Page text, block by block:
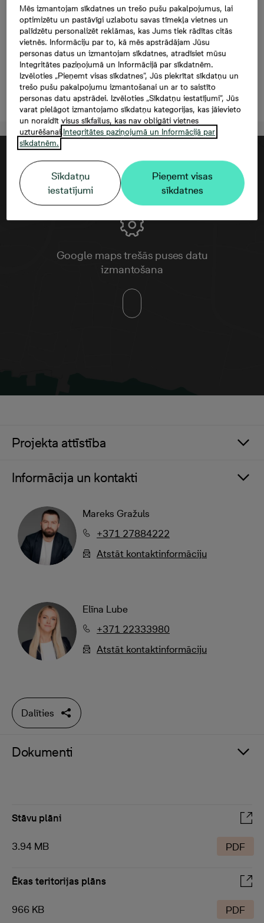
Prūšu 1I-66, 162 000
€, 3 -istabu dzīvoklis,
Platība 68,3 m²
Atstāt kontaktinformāciju
Google maps trešās puses datu
izmantošana
Projekta attīstība
Informācija un kontakti
Mareks Gražuls
+371 27884222
Atstāt kontaktinformāciju
Elīna Lube
+371 22333980
Atstāt kontaktinformāciju
Dalīties
Dokumenti
Stāvu plāni
3.94 MB PDF
Ēkas teritorijas plāns
966 KB PDF
Mēs izmantojam sīkdatnes un trešo pušu pakalpojumus, lai
optimizētu un pastāvīgi uzlabotu savas tīmekļa vietnes un
palīdzētu personalizēt reklāmas, kas Jums tiek rādītas citās
vietnēs. Informāciju par to, kā mēs apstrādājam Jūsu
personas datus un izmantojam sīkdatnes, atradīsiet mūsu
Integritātes paziņojumā un Informācijā par sīkdatnēm.
Izvēloties „Pieņemt visas sīkdatnes”, Jūs piekrītat sīkdatņu un
trešo pušu pakalpojumu izmantošanai un ar to saistīto
personas datu apstrādei. Izvēloties „Sīkdatņu iestatījumi”, Jūs
varat pielāgot izmantojamo sīkdatņu kategorijas, kas jāievieto
un noraidīt visus sīkfailus, kas nav obligāti vietnes
uzturēšanai.Integritātes paziņojumā un Informācijā par
sīkdatnēm.
Sīkdatņu
iestatījumi
Pieņemt visas
sīkdatnes